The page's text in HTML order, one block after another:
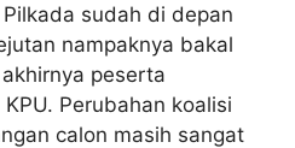
sudah di depan
nampaknya bakal
peserta
Perubahan koalisi
calon masih sangat